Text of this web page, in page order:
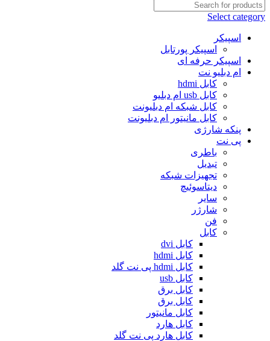
Select category
اسپیکر
اسپیکر پورتابل
اسپیکر حرفه ای
ام دبلیو نت
کابل hdmi
کابل usb ام دبلیو
کابل شبکه ام دبلیونت
کابل مانیتور ام دبلیونت
پنکه شارژی
پی نت
باطری
تبدیل
تجهیزات شبکه
دیتاسوئیچ
سایر
شارژر
فن
کابل
کابل dvi
کابل hdmi
کابل hdmi پی نت گلد
کابل usb
کابل برق
کابل برق
کابل مانیتور
کابل هارد
کابل هارد پی نت گلد